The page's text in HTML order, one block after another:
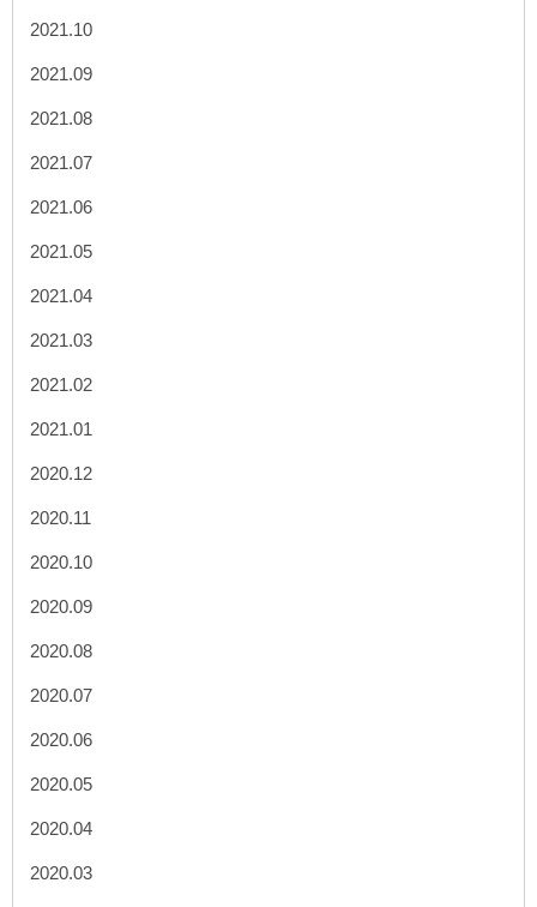
2021.10
2021.09
2021.08
2021.07
2021.06
2021.05
2021.04
2021.03
2021.02
2021.01
2020.12
2020.11
2020.10
2020.09
2020.08
2020.07
2020.06
2020.05
2020.04
2020.03